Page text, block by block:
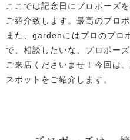
ここでは記念日にプロポーズ
ご紹介致します。最高のプロ
また、gardenにはプロのプロ
で、相談したいな、プロポー
ご来店くださいませ！今回は
スポットをご紹介します。